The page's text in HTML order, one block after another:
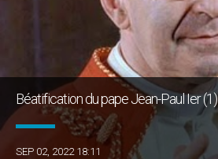
Béatification du pape Jean-Paul Ier (1)
SEP 02, 2022 18:11